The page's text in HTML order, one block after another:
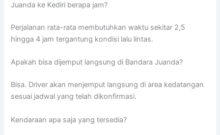
Juanda ke Kediri berapa jam?
Perjalanan rata-rata membutuhkan waktu sekitar 2,5
hingga 4 jam tergantung kondisi lalu lintas.
Apakah bisa dijemput langsung di Bandara Juanda?
Bisa. Driver akan menjemput langsung di area kedatangan
sesuai jadwal yang telah dikonfirmasi.
Kendaraan apa saja yang tersedia?